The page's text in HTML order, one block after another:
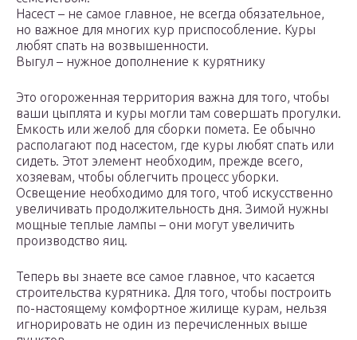
Насест – не самое главное, не всегда обязательное,
но важное для многих кур приспособление. Куры
любят спать на возвышенности.
Выгул – нужное дополнение к курятнику
Это огороженная территория важна для того, чтобы
ваши цыплята и куры могли там совершать прогулки.
Емкость или желоб для сборки помета. Ее обычно
располагают под насестом, где куры любят спать или
сидеть. Этот элемент необходим, прежде всего,
хозяевам, чтобы облегчить процесс уборки.
Освещение необходимо для того, чтоб искусственно
увеличивать продолжительность дня. Зимой нужны
мощные теплые лампы – они могут увеличить
производство яиц.
Теперь вы знаете все самое главное, что касается
строительства курятника. Для того, чтобы построить
по-настоящему комфортное жилище курам, нельзя
игнорировать не один из перечисленных выше